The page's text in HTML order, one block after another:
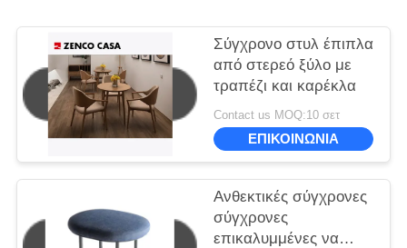
Σύγχρονο στυλ έπιπλα
από στερεό ξύλο με
τραπέζι και καρέκλα
Contact us MOQ:10 σετ
ΕΠΙΚΟΙΝΩΝΙΑ
Ανθεκτικές σύγχρονες
σύγχρονες
επικαλυμμένες να